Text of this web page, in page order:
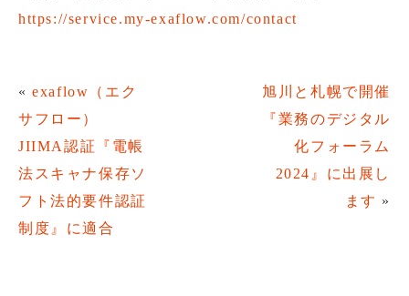
https://service.my-exaflow.com/contact
«exaflow（エク
サフロー）
JIIMA認証『電帳
法スキャナ保存ソ
フト法的要件認証
制度』に適合
旭川と札幌で開催
『業務のデジタル
化フォーラム
2024』に出展し
ます »